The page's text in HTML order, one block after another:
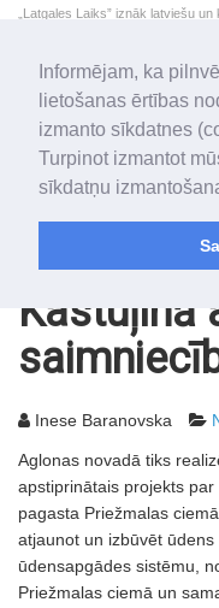
Informējam, ka
lietošanas ērtības
izmanto sīkdatnes
Turpinot izmantot
sīkdatņu
„Latgales Laiks” iznāk latviešu
„Latgales Laiks” latviešu valodā
2026. gada 9. augusts
Svētdiena
Genovefa, Genoveva,
Kastuļinā
Inese Baranovska
Aglonas novadā tiks
apstiprinātais projekts
pagasta Priežmalas
atjaunot un izbūvēt
ūdensapgādes sistēmu,
Priežmalas ciemā un